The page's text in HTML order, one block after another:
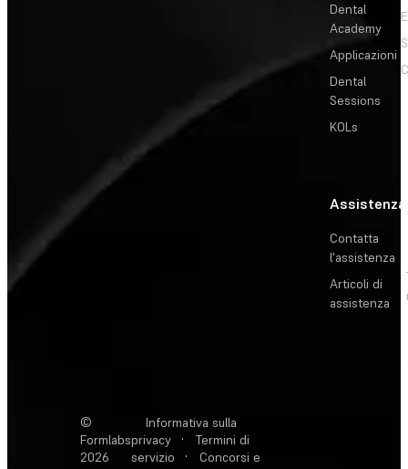
Dental
Academy
Applicazioni
Dental
Sessions
KOLs
Assistenza
Contatta
l'assistenza
Articoli di
assistenza
©
Formlabs
2026
Informativa sulla
privacy
·
Termini di
servizio
·
Concorsi e